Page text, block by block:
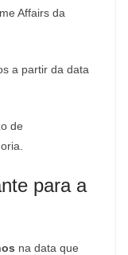
Affairs da
a partir da data
de
para a
na data que